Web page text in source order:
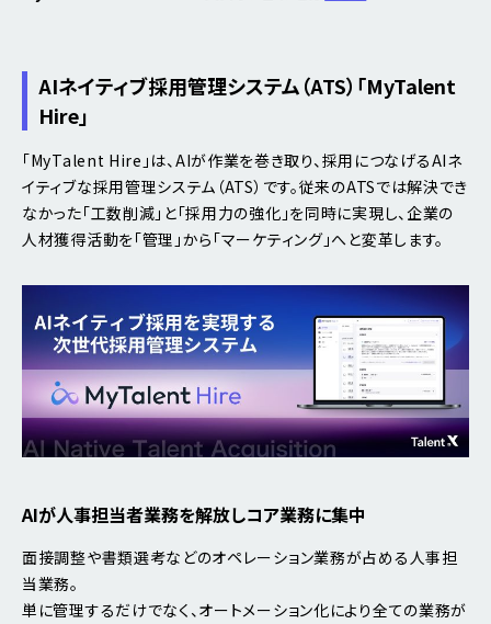
AIネイティブ採用管理システム（ATS） 「MyTalent
Hire」
「MyTalent Hire」は、AIが作業を巻き取り、採用につなげるAIネ
イティブな採用管理システム（ATS）です。従来のATSでは解決でき
なかった「工数削減」と「採用力の強化」を同時に実現し、企業の
人材獲得活動を「管理」から「マーケティング」へと変革します。
AIが人事担当者業務を解放しコア業務に集中
面接調整や書類選考などのオペレーション業務が占める人事担
当業務。
単に管理するだけでなく、オートメーション化により全ての業務が